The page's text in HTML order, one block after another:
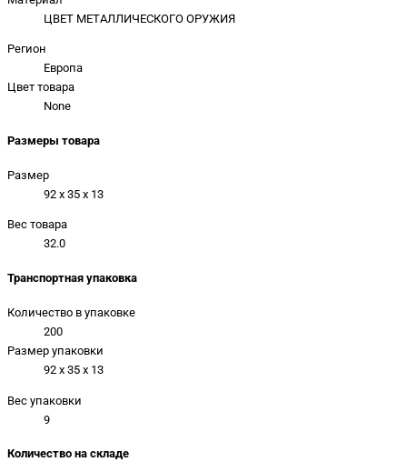
ЦВЕТ МЕТАЛЛИЧЕСКОГО ОРУЖИЯ
Регион
Европа
Цвет товара
None
Размеры товара
Размер
92 x 35 x 13
Вес товара
32.0
Транспортная упаковка
Количество в упаковке
200
Размер упаковки
92 x 35 x 13
Вес упаковки
9
Количество на складе